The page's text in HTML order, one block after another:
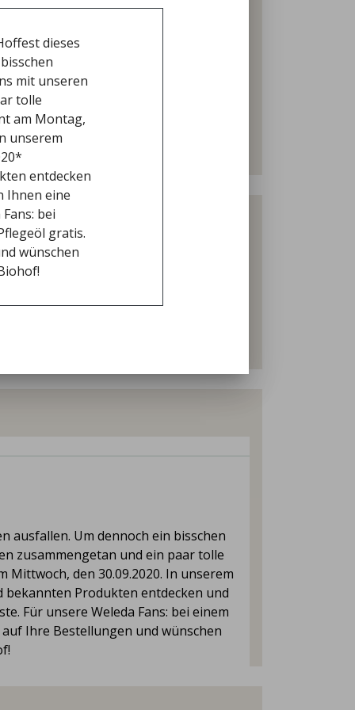
Land. Neben ca. 10 Hektar Freiland
Salate, Radicchio, Zuckerhut,
Grünkohl, verschiedene
und Zwiebelbunde angebaut. Aus dem
eine Auswahl von Kräutern,
Täglich liefern wir unser frisch
FAMILIE DECKER MIT TEAM
ausfallen. Um dennoch ein bisschen
zusammengetan und ein paar tolle
den 30.09.2020. In unserem
Produkten entdecken und
Für unsere Weleda Fans: bei einem
Ihre Bestellungen und wünschen
dieses
mit unseren
tolle
am Montag,
unserem
entdecken
Ihnen eine
bei
gratis.
wünschen